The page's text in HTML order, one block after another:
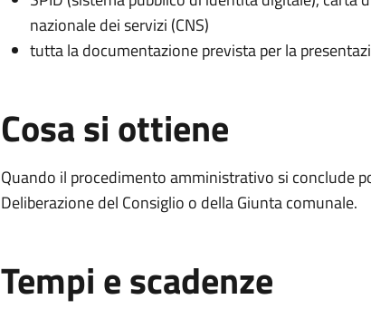
nazionale dei servizi (CNS)
tutta la documentazione prevista per la
Cosa si ottiene
Quando il procedimento amministrativo si conclude
Deliberazione del Consiglio o della Giunta comunale.
Tempi e scadenze